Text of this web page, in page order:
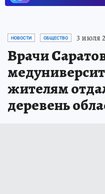
НОВОСТИ ОБЩЕСТВО 3 июля
Врачи
жителям
деревень